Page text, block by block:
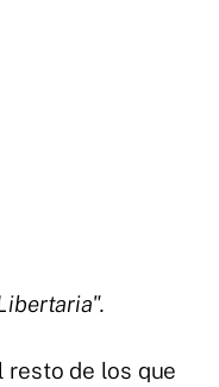
resto de los que